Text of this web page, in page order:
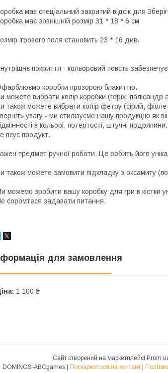
має спеціальний закритий відсік для
має зовнішній розмір 31 * 18 * 6 см
ігрового поля становить 23 * 16 див.
покриття - кольоровий повсть
коробки прозорою блакиттю.
можете вибрати колір коробки (горіх, палісандр
також можете вибрати колір фетру (сірий,
увагу - ми стилізуємо нашу продукцію як
в кольорі, потертості, штучні
псує продукт.
предмет ручної роботи. Це робить його
також можете замовити підкладку з оксамиту
можемо зробити вашу коробку для гри в кістки
соромтеся задавати питання.
для замовлення
1 100 ₴
Сайт створений на маркетплейсі
Поскаржитися на контент